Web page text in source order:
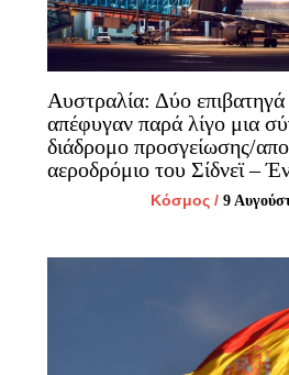
Αυστραλία: Δύο
απέφυγαν παρά λίγο μια
διάδρομο προσγείωσης/
αεροδρόμιο του Σίδνεϊ –
Κόσμος / 9